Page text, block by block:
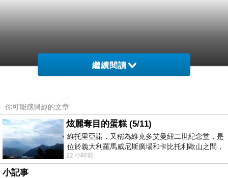
繼續閱讀
你可能感興趣的文章
炫麗奪目的蛋糕 (5/11)
維托里亞諾，又稱為維克多艾曼紐二世紀念堂，是
位於義大利羅馬威尼斯廣場和卡比托利歐山之間，
用以紀念統一義大利統一後的的第一位國
22 小時前
小記事